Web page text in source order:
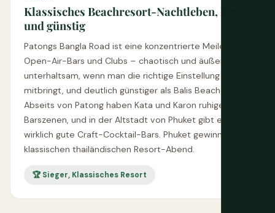
Klassisches Beachresort-Nachtleben, laut
und günstig
Patongs Bangla Road ist eine konzentrierte Meile aus
Open-Air-Bars und Clubs – chaotisch und äußerst
unterhaltsam, wenn man die richtige Einstellung
mitbringt, und deutlich günstiger als Balis Beachclubs.
Abseits von Patong haben Kata und Karon ruhigere
Barszenen, und in der Altstadt von Phuket gibt es
wirklich gute Craft-Cocktail-Bars. Phuket gewinnt den
klassischen thailändischen Resort-Abend.
🏆 Sieger, Klassisches Resort